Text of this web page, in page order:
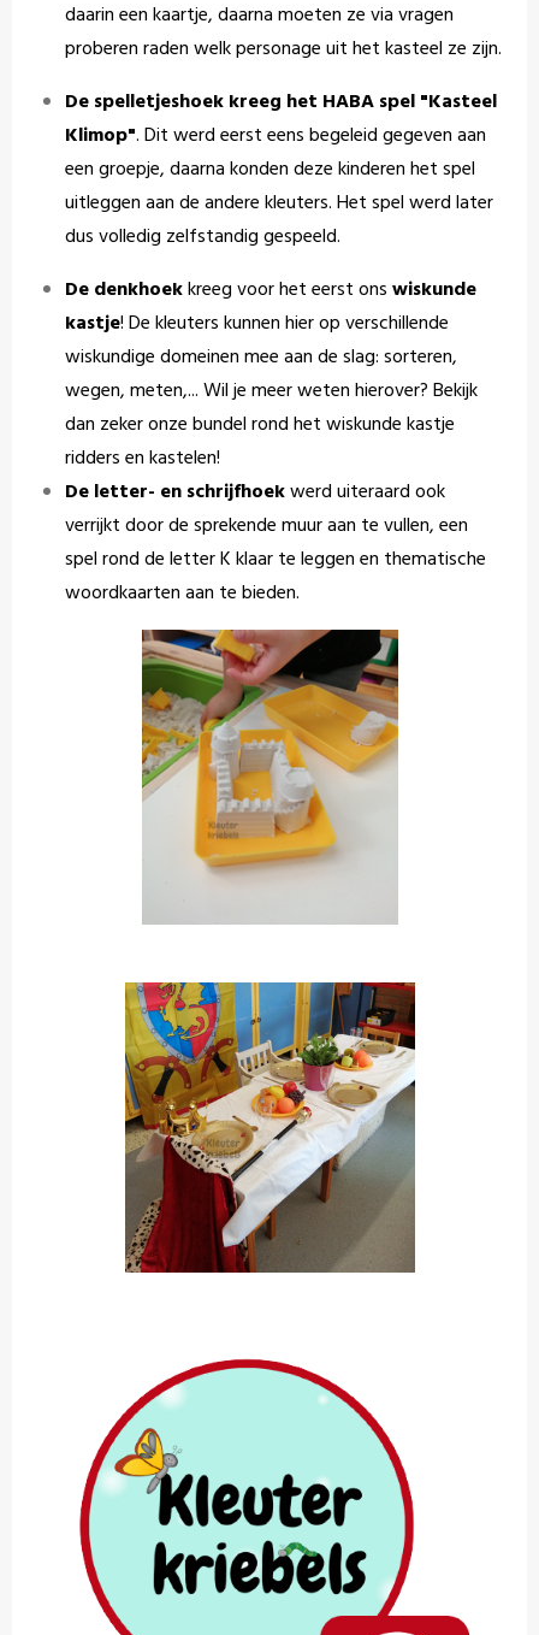
daarin een kaartje, daarna moeten ze via vragen
proberen raden welk personage uit het kasteel ze zijn.
De spelletjeshoek kreeg het HABA spel "Kasteel
Klimop". Dit werd eerst eens begeleid gegeven aan
een groepje, daarna konden deze kinderen het spel
uitleggen aan de andere kleuters. Het spel werd later
dus volledig zelfstandig gespeeld.
De denkhoekkreeg voor het eerst onswiskunde
kastje! De kleuters kunnen hier op verschillende
wiskundige domeinen mee aan de slag: sorteren,
wegen, meten,... Wil je meer weten hierover? Bekijk
dan zeker onze bundel rond het wiskunde kastje
ridders en kastelen!
De letter- en schrijfhoekwerd uiteraard ook
verrijkt door de sprekende muur aan te vullen, een
spel rond de letter K klaar te leggen en thematische
woordkaarten aan te bieden.